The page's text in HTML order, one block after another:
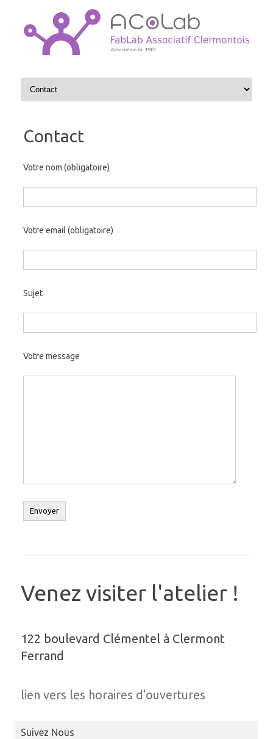
Aller au contenu
Contact
Votre nom (obligatoire)
Votre email (obligatoire)
Sujet
Votre message
Venez visiter l'atelier !
122 boulevard Clémentel à Clermont
Ferrand
lien vers les horaires d'ouvertures
Suivez Nous